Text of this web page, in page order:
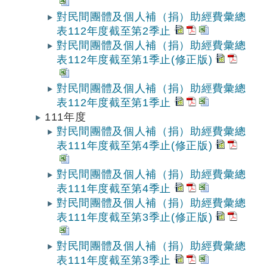
對民間團體及個人補（捐）助經費彙總
表112年度截至第2季止
對民間團體及個人補（捐）助經費彙總
表112年度截至第1季止(修正版)
對民間團體及個人補（捐）助經費彙總
表112年度截至第1季止
111年度
對民間團體及個人補（捐）助經費彙總
表111年度截至第4季止(修正版)
對民間團體及個人補（捐）助經費彙總
表111年度截至第4季止
對民間團體及個人補（捐）助經費彙總
表111年度截至第3季止(修正版)
對民間團體及個人補（捐）助經費彙總
表111年度截至第3季止